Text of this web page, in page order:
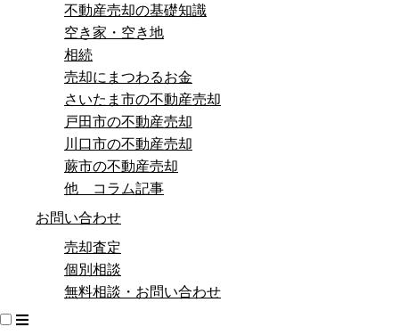
不動産売却の基礎知識
空き家・空き地
相続
売却にまつわるお金
さいたま市の不動産売却
戸田市の不動産売却
川口市の不動産売却
蕨市の不動産売却
他 コラム記事
お問い合わせ
売却査定
個別相談
無料相談・お問い合わせ